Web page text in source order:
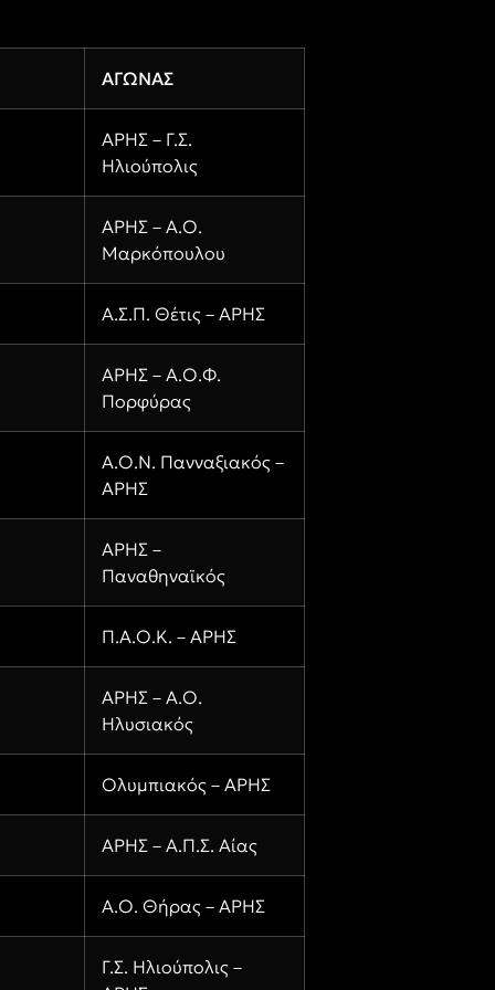
ΑΓΩΝΑΣ
ΑΡΗΣ – Γ.Σ.
Ηλιούπολις
ΑΡΗΣ – Α.Ο.
Μαρκόπουλου
Α.Σ.Π. Θέτις – ΑΡΗΣ
ΑΡΗΣ – Α.Ο.Φ.
Πορφύρας
Α.Ο.Ν. Πανναξιακός –
ΑΡΗΣ
ΑΡΗΣ –
Παναθηναϊκός
Π.Α.Ο.Κ. – ΑΡΗΣ
ΑΡΗΣ – Α.Ο.
Ηλυσιακός
Ολυμπιακός – ΑΡΗΣ
ΑΡΗΣ – Α.Π.Σ. Αίας
Α.Ο. Θήρας – ΑΡΗΣ
Γ.Σ. Ηλιούπολις –